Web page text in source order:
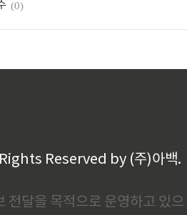
(0)
Reserved by (주)아백.
전달을 목적으로 운영하고 있으